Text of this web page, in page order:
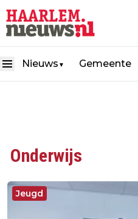
Nieuws ▼ Gemeente
Onderwijs
Jeugd